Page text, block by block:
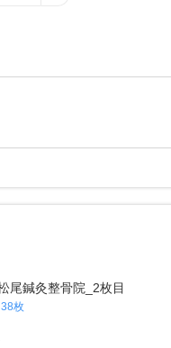
38枚